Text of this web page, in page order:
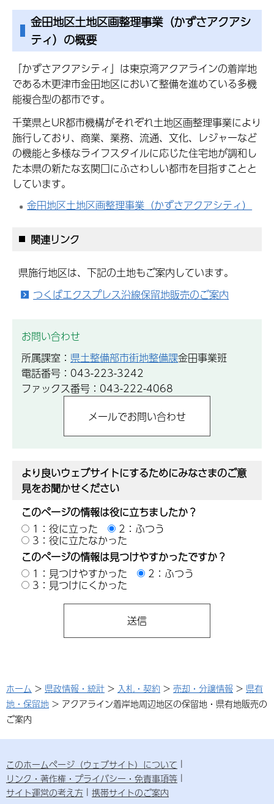
金田地区土地区画整理事業（かずさアクアシ
ティ）の概要
「かずさアクアシティ」は東京湾アクアラインの着岸地
である木更津市金田地区において整備を進めている多機
能複合型の都市です。
千葉県とUR都市機構がそれぞれ土地区画整理事業により
施行しており、商業、業務、流通、文化、レジャーなど
の機能と多様なライフスタイルに応じた住宅地が調和し
た本県の新たな玄関口にふさわしい都市を目指すことと
しています。
金田地区土地区画整理事業（かずさアクアシティ）
関連リンク
県施行地区は、下記の土地もご案内しています。
つくばエクスプレス沿線保留地販売のご案内
お問い合わせ
所属課室： 県土整備部市街地整備課金田事業班
電話番号：043-223-3242
ファックス番号：043-222-4068
より良いウェブサイトにするためにみなさまのご意
見をお聞かせください
このページの情報は役に立ちましたか？
1：役に立った
2：ふつう
3：役に立たなかった
このページの情報は見つけやすかったですか？
1：見つけやすかった
2：ふつう
3：見つけにくかった
ホーム > 県政情報・統計 > 入札・契約 > 売却・分譲情報 > 県有
地・保留地 > アクアライン着岸地周辺地区の保留地・県有地販売の
ご案内
このホームページ（ウェブサイト）について
リンク・著作権・プライバシー・免責事項等
サイト運営の考え方
携帯サイトのご案内